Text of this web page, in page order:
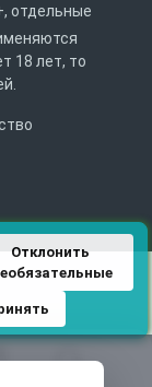
отдельные
18 лет, то
Отклонить